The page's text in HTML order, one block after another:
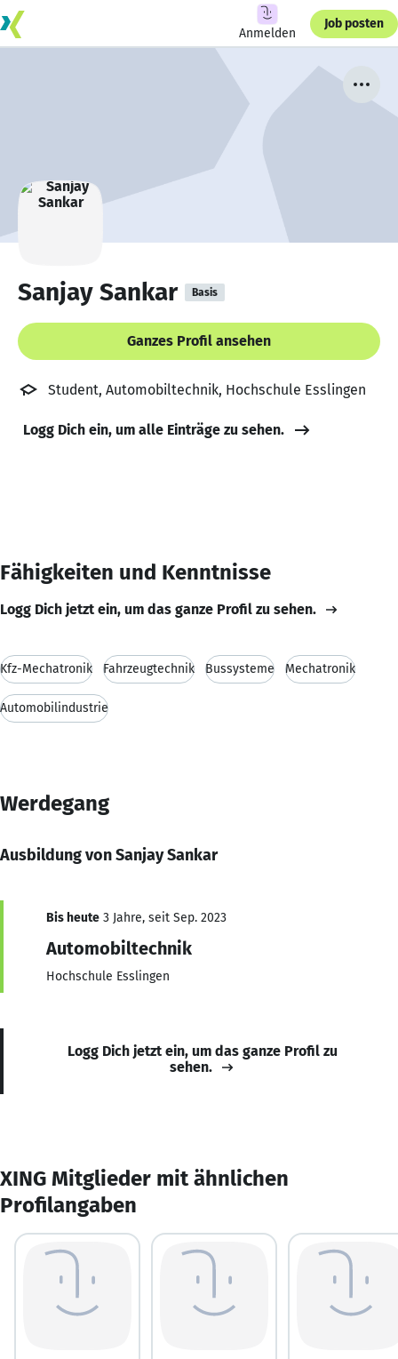
Anmelden
Job posten
Sanjay Sankar Basis
Ganzes Profil ansehen
Student, Automobiltechnik, Hochschule Esslingen
Logg Dich ein, um alle Einträge zu sehen.
Fähigkeiten und Kenntnisse
Logg Dich jetzt ein, um das ganze Profil zu sehen.
Kfz-Mechatronik Fahrzeugtechnik Bussysteme Mechatronik
Automobilindustrie
Werdegang
Ausbildung von Sanjay Sankar
Bis heute 3 Jahre, seit Sep. 2023
Automobiltechnik
Hochschule Esslingen
Logg Dich jetzt ein, um das ganze Profil zu
sehen.
XING Mitglieder mit ähnlichen
Profilangaben